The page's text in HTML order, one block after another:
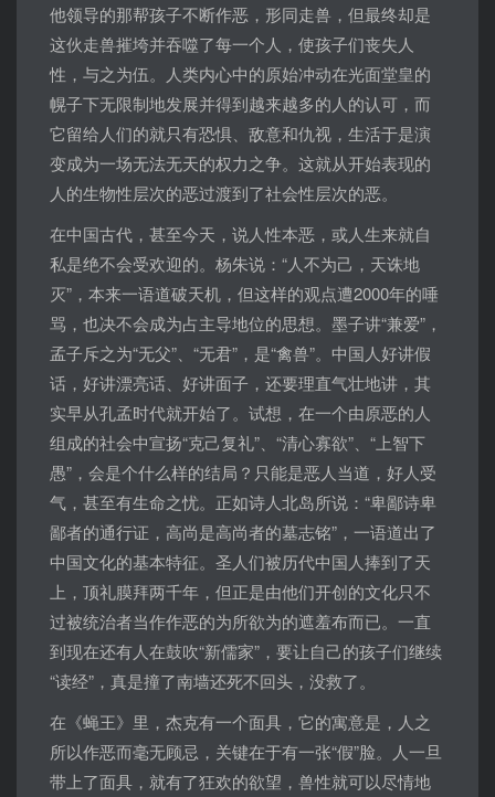
他领导的那帮孩子不断作恶，形同走兽，但最终却是
这伙走兽摧垮并吞噬了每一个人，使孩子们丧失人
性，与之为伍。人类内心中的原始冲动在光面堂皇的
幌子下无限制地发展并得到越来越多的人的认可，而
它留给人们的就只有恐惧、敌意和仇视，生活于是演
变成为一场无法无天的权力之争。这就从开始表现的
人的生物性层次的恶过渡到了社会性层次的恶。
在中国古代，甚至今天，说人性本恶，或人生来就自
私是绝不会受欢迎的。杨朱说：“人不为己，天诛地
灭”，本来一语道破天机，但这样的观点遭2000年的唾
骂，也决不会成为占主导地位的思想。墨子讲“兼爱”，
孟子斥之为“无父”、“无君”，是“禽兽”。中国人好讲假
话，好讲漂亮话、好讲面子，还要理直气壮地讲，其
实早从孔孟时代就开始了。试想，在一个由原恶的人
组成的社会中宣扬“克己复礼”、“清心寡欲”、“上智下
愚”，会是个什么样的结局？只能是恶人当道，好人受
气，甚至有生命之忧。正如诗人北岛所说：“卑鄙诗卑
鄙者的通行证，高尚是高尚者的墓志铭”，一语道出了
中国文化的基本特征。圣人们被历代中国人捧到了天
上，顶礼膜拜两千年，但正是由他们开创的文化只不
过被统治者当作作恶的为所欲为的遮羞布而已。一直
到现在还有人在鼓吹“新儒家”，要让自己的孩子们继续
“读经”，真是撞了南墙还死不回头，没救了。
在《蝇王》里，杰克有一个面具，它的寓意是，人之
所以作恶而毫无顾忌，关键在于有一张“假”脸。人一旦
带上了面具，就有了狂欢的欲望，兽性就可以尽情地